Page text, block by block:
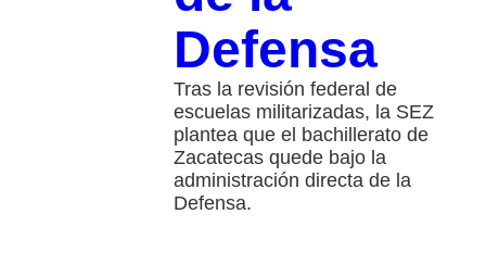
Defensa
Tras la revisión federal de
escuelas militarizadas, la SEZ
plantea que el bachillerato de
Zacatecas quede bajo la
administración directa de la
Defensa.